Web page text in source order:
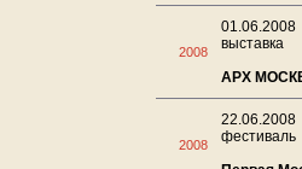
2008
01.06.2008
выставка
АРХ
2008
22.06.2008
фестиваль